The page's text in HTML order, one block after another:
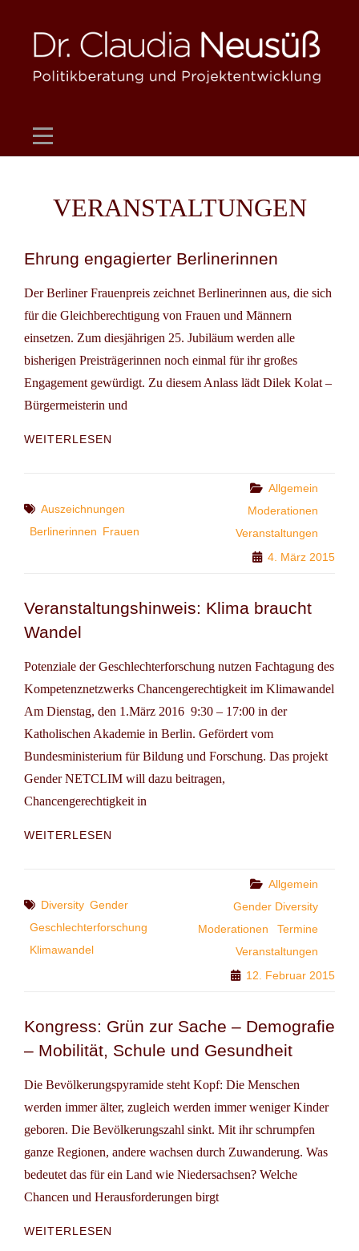
content
VERANSTALTUNGEN
Ehrung engagierter Berlinerinnen
Der Berliner Frauenpreis zeichnet Berlinerinnen aus, die sich
für die Gleichberechtigung von Frauen und Männern
einsetzen. Zum diesjährigen 25. Jubiläum werden alle
bisherigen Preisträgerinnen noch einmal für ihr großes
Engagement gewürdigt. Zu diesem Anlass lädt Dilek Kolat –
Bürgermeisterin und
WEITERLESEN
Tags
Auszeichnungen
Berlinerinnen Frauen
Categories
Allgemein
Moderationen
Veranstaltungen
4. März 2015
Veranstaltungshinweis: Klima braucht
Wandel
Potenziale der Geschlechterforschung nutzen Fachtagung des
Kompetenznetzwerks Chancengerechtigkeit im Klimawandel
Am Dienstag, den 1.März 2016 9:30 – 17:00 in der
Katholischen Akademie in Berlin. Gefördert vom
Bundesministerium für Bildung und Forschung. Das projekt
Gender NETCLIM will dazu beitragen,
Chancengerechtigkeit in
WEITERLESEN
Tags
Diversity Gender
Geschlechterforschung
Klimawandel
Categories
Allgemein
Gender Diversity
Moderationen
Termine
Veranstaltungen
12. Februar 2015
Kongress: Grün zur Sache – Demografie
– Mobilität, Schule und Gesundheit
Die Bevölkerungspyramide steht Kopf: Die Menschen
werden immer älter, zugleich werden immer weniger Kinder
geboren. Die Bevölkerungszahl sinkt. Mit ihr schrumpfen
ganze Regionen, andere wachsen durch Zuwanderung. Was
bedeutet das für ein Land wie Niedersachsen? Welche
Chancen und Herausforderungen birgt
WEITERLESEN